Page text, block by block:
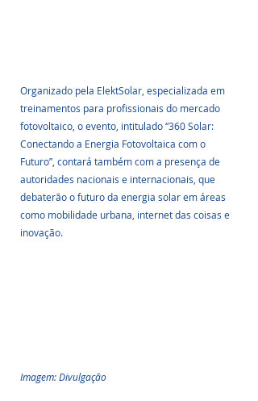
Organizado pela ElektSolar, especializada em
treinamentos para profissionais do mercado
fotovoltaico, o evento, intitulado “360 Solar:
Conectando a Energia Fotovoltaica com o
Futuro”, contará também com a presença de
autoridades nacionais e internacionais, que
debaterão o futuro da energia solar em áreas
como mobilidade urbana, internet das coisas e
inovação.
Imagem: Divulgação